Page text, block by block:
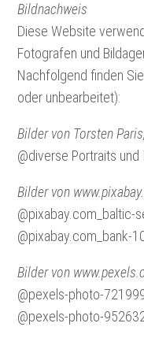
Bildnachweis
Diese Website
Fotografen und
Nachfolgend finden
oder unbearbeitet):
Bilder von Torsten
@diverse Portraits und
Bilder von
@pixabay.com_baltic-
@pixabay.com_bank-
Bilder von
@pexels-photo-
@pexels-photo-